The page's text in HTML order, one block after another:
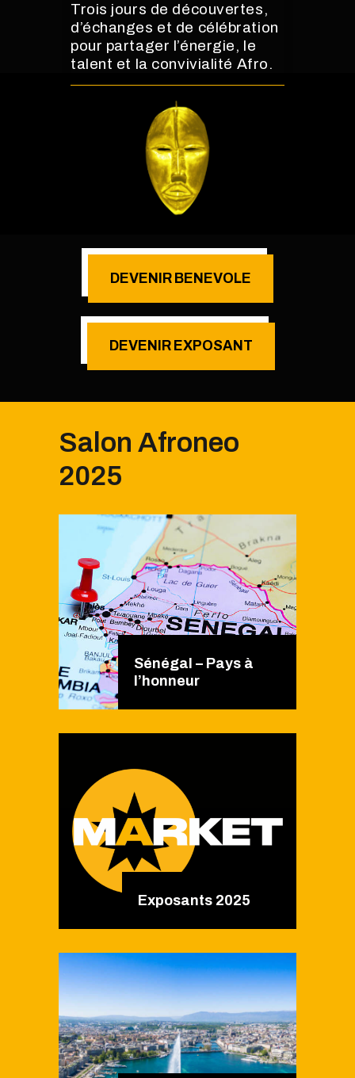
Trois jours de découvertes,
d’échanges et de célébration
pour partager l’énergie, le
talent et la convivialité Afro.
DEVENIR BENEVOLE
DEVENIR EXPOSANT
Salon Afroneo
2025
Sénégal – Pays à
l’honneur
Exposants 2025